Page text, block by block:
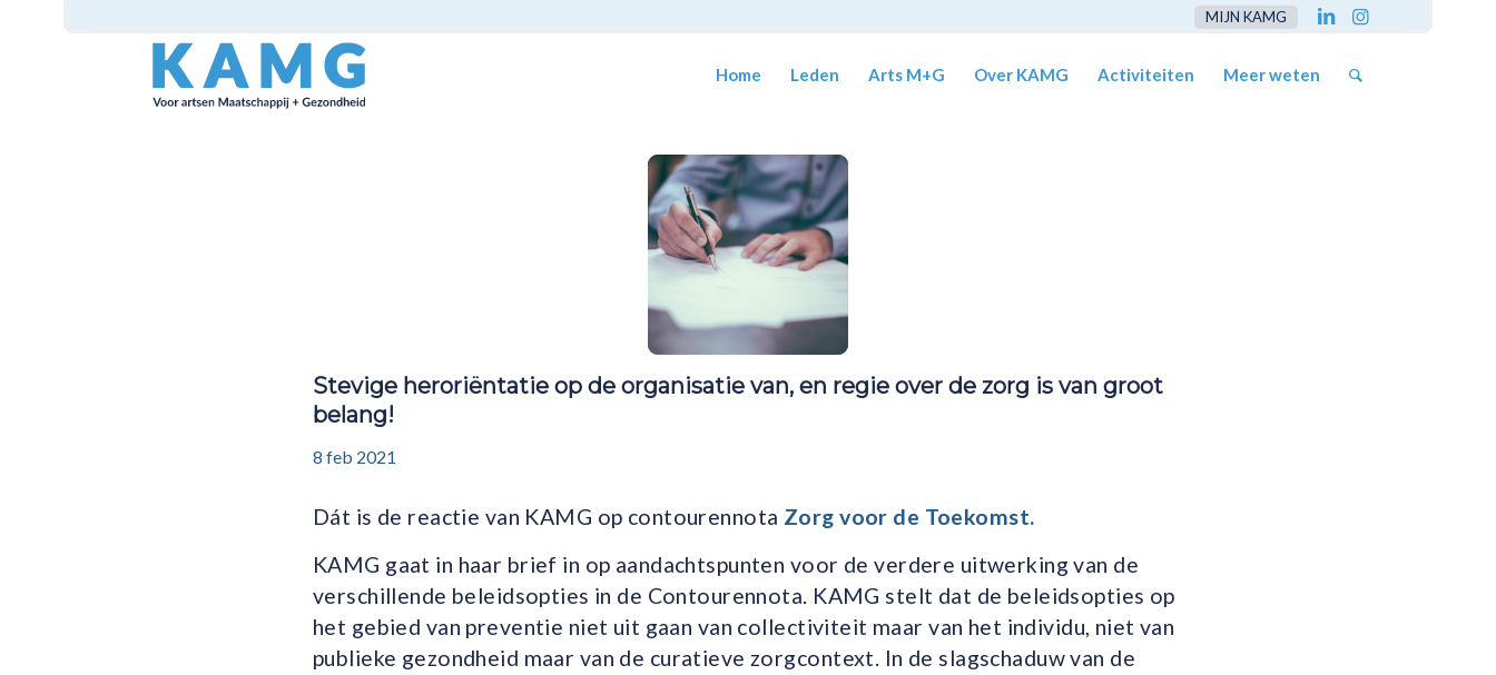
MIJN KAMG
Home Leden Arts M+G Over KAMG Activiteiten Meer weten
Stevige heroriëntatie op de organisatie van, en regie over de zorg is van groot
belang!
8 feb 2021
Dát is de reactie van KAMG op contourennota Zorg voor de Toekomst.
KAMG gaat in haar brief in op aandachtspunten voor de verdere uitwerking van de
verschillende beleidsopties in de Contourennota. KAMG stelt dat de beleidsopties op
het gebied van preventie niet uit gaan van collectiviteit maar van het individu, niet van
publieke gezondheid maar van de curatieve zorgcontext. In de slagschaduw van de